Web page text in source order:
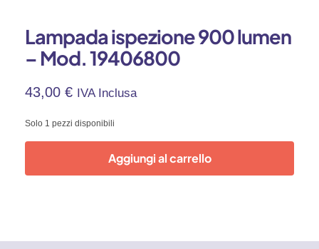
Lampada ispezione 900 lumen
– Mod. 19406800
43,00 € IVA Inclusa
Solo 1 pezzi disponibili
Aggiungi al carrello